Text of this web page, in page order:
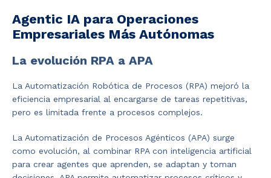
Agentic IA para Operaciones
Empresariales Más Autónomas
La evolución RPA a APA
La Automatización Robótica de Procesos (RPA) mejoró la
eficiencia empresarial al encargarse de tareas repetitivas,
pero es limitada frente a procesos complejos.
La Automatización de Procesos Agénticos (APA) surge
como evolución, al combinar RPA con inteligencia artificial
para crear agentes que aprenden, se adaptan y toman